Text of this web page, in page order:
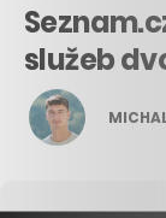
služeb